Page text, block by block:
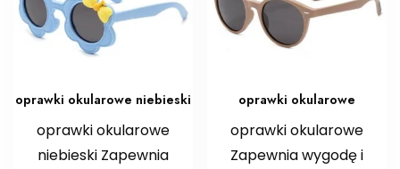
oprawki okularowe niebieski
oprawki okularowe
niebieski Zapewnia
oprawki okularowe
oprawki okularowe
Zapewnia wygodę i